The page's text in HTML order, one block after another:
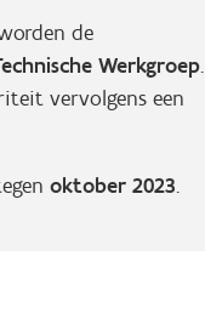
de
Werkgroep.
vervolgens een
oktober 2023.